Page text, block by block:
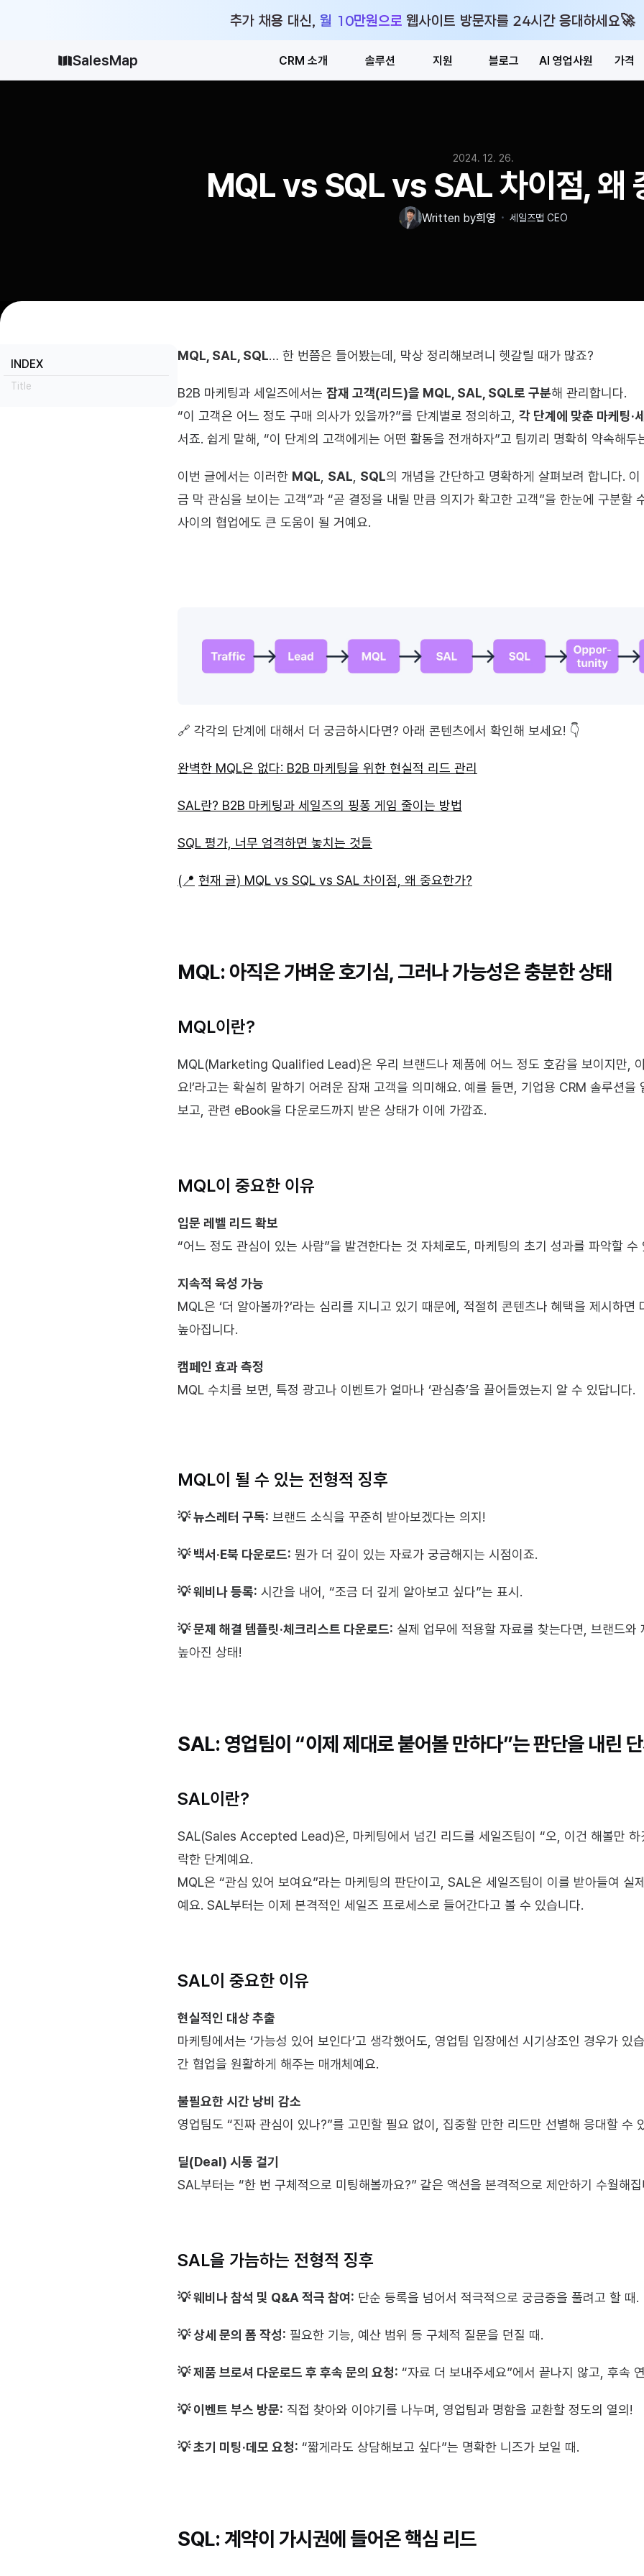
추가 채용 대신, 월 10만원으로 웹사이트 방문자를 24시간 응대하세요🚀
SalesMap CRM 소개 솔루션 지원 블로그 AI 영업사원 가격
2024. 12. 26.
MQL vs SQL vs SAL 차이점, 왜
Written by희영 ・ 세일즈맵 CEO
INDEX
Title
MQL, SAL, SQL… 한 번쯤은 들어봤는데, 막상 정리해보려니 헷갈릴 때가 많죠?
B2B 마케팅과 세일즈에서는 잠재 고객(리드)을 MQL, SAL, SQL로 구분해 관리합니다.
“이 고객은 어느 정도 구매 의사가 있을까?”를 단계별로 정의하고, 각 단계에 맞춘 마케팅·
서죠. 쉽게 말해, “이 단계의 고객에게는 어떤 활동을 전개하자”고 팀끼리 명확히 약속해두
이번 글에서는 이러한 MQL SAL SQL의 개념을 간단하고 명확하게 살펴보려 합니다.
금 막 관심을 보이는 고객”과 “곧 결정을 내릴 만큼 의지가 확고한 고객”을 한눈에 구분할
사이의 협업에도 큰 도움이 될 거예요.
🔗 각각의 단계에 대해서 더 궁금하시다면? 아래 콘텐츠에서 확인해 보세요! 👇
완벽한 MQL은 없다: B2B 마케팅을 위한 현실적 리드 관리
SAL란? B2B 마케팅과 세일즈의 핑퐁 게임 줄이는 방법
SQL 평가, 너무 엄격하면 놓치는 것들
(📍 현재 글) MQL vs SQL vs SAL 차이점, 왜 중요한가?
MQL: 아직은 가벼운 호기심, 그러나 가능성은 충분한 상태
MQL이란?
MQL(Marketing Qualified Lead)은 우리 브랜드나 제품에 어느 정도 호감을 보이지만, 아
요!’라고는 확실히 말하기 어려운 잠재 고객을 의미해요. 예를 들면, 기업용 CRM 솔루션을
보고, 관련 eBook을 다운로드까지 받은 상태가 이에 가깝죠.
MQL이 중요한 이유
입문 레벨 리드 확보
“어느 정도 관심이 있는 사람”을 발견한다는 것 자체로도, 마케팅의 초기 성과를 파악할 수
지속적 육성 가능
MQL은 ‘더 알아볼까?’라는 심리를 지니고 있기 때문에, 적절히 콘텐츠나 혜택을 제시하면
높아집니다.
캠페인 효과 측정
MQL 수치를 보면, 특정 광고나 이벤트가 얼마나 ‘관심층’을 끌어들였는지 알 수 있답니다.
MQL이 될 수 있는 전형적 징후
💡 뉴스레터 구독: 브랜드 소식을 꾸준히 받아보겠다는 의지!
💡 백서·E북 다운로드: 뭔가 더 깊이 있는 자료가 궁금해지는 시점이죠.
💡 웨비나 등록: 시간을 내어, “조금 더 깊게 알아보고 싶다”는 표시.
💡 문제 해결 템플릿·체크리스트 다운로드: 실제 업무에 적용할 자료를 찾는다면, 브랜드와
높아진 상태!
SAL: 영업팀이 “이제 제대로 붙어볼 만하다”는 판단을 내린
SAL이란?
SAL(Sales Accepted Lead)은, 마케팅에서 넘긴 리드를 세일즈팀이 “오, 이건 해볼만 하
락한 단계예요.
MQL은 “관심 있어 보여요”라는 마케팅의 판단이고, SAL은 세일즈팀이 이를 받아들여 실
예요. SAL부터는 이제 본격적인 세일즈 프로세스로 들어간다고 볼 수 있습니다.
SAL이 중요한 이유
현실적인 대상 추출
마케팅에서는 ‘가능성 있어 보인다’고 생각했어도, 영업팀 입장에선 시기상조인 경우가 있
간 협업을 원활하게 해주는 매개체예요.
불필요한 시간 낭비 감소
영업팀도 “진짜 관심이 있나?”를 고민할 필요 없이, 집중할 만한 리드만 선별해 응대할 수
딜(Deal) 시동 걸기
SAL부터는 “한 번 구체적으로 미팅해볼까요?” 같은 액션을 본격적으로 제안하기 수월해집
SAL을 가늠하는 전형적 징후
💡 웨비나 참석 및 Q&A 적극 참여: 단순 등록을 넘어서 적극적으로 궁금증을 풀려고 할 때.
💡 상세 문의 폼 작성: 필요한 기능, 예산 범위 등 구체적 질문을 던질 때.
💡 제품 브로셔 다운로드 후 후속 문의 요청: “자료 더 보내주세요”에서 끝나지 않고, 후속
💡 이벤트 부스 방문: 직접 찾아와 이야기를 나누며, 영업팀과 명함을 교환할 정도의 열의!
💡 초기 미팅·데모 요청: “짧게라도 상담해보고 싶다”는 명확한 니즈가 보일 때.
SQL: 계약이 가시권에 들어온 핵심 리드